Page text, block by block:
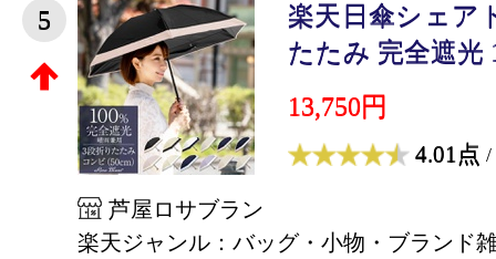
5
楽天日傘シェア
たたみ 完全遮光
13,750円
4.01点 /
芦屋ロサブラン
楽天ジャンル：バッグ・小物・ブランド